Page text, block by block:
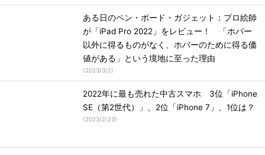
ある日のペン・ボード・ガジェット：プロ絵師
が「iPad Pro 2022」をレビュー！ 「ホバー
以外に得るものがなく、ホバーのために得る価
値がある」という境地に至った理由
(2023/3/2)
2022年に最も売れた中古スマホ 3位「iPhone
SE（第2世代）」、2位「iPhone 7」、1位は？
(2023/2/23)